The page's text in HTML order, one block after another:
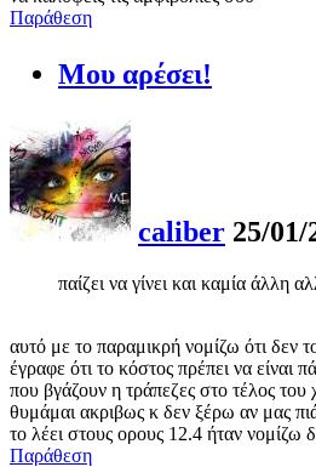
Παράθεση
Μου αρέσει!
caliber 25/01/
παίζει να γίνει και καμία άλλη
αυτό με το παραμικρή νομίζω ότι δεν
έγραφε ότι το κόστος πρέπει να είναι
που βγάζουν η τράπεζες στο τέλος του
θυμάμαι ακριβως κ δεν ξέρω αν μας
το λέει στους ορους 12.4 ήταν νομίζω
Παράθεση